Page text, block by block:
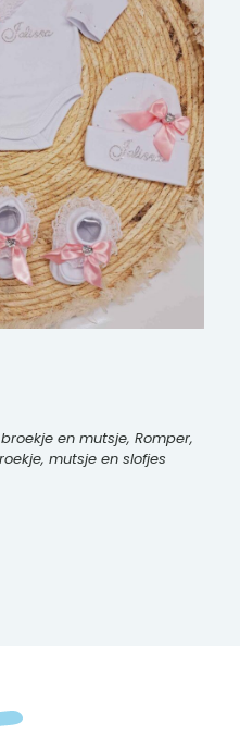
en mutsje, Romper,
mutsje en slofjes